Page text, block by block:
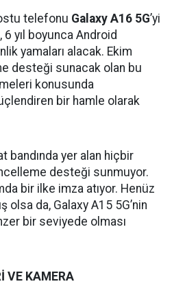
telefonu Galaxy A16 5G’yi
6 yıl boyunca Android
yamaları alacak. Ekim
desteği sunacak olan bu
konusunda
bir hamle olarak
bandında yer alan hiçbir
desteği sunmuyor.
bir ilke imza atıyor. Henüz
olsa da, Galaxy A15 5G’nin
bir seviyede olması
VE KAMERA